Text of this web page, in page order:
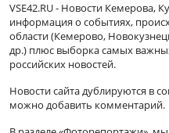
VSE42.RU - Новости Кемерова,
информация о событиях,
области (Кемерово,
др.) плюс выборка самых
российских новостей.
Новости сайта дублируются в
можно добавить комментарий.